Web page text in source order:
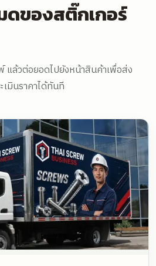
ดของสติ๊กเกอร์
แล้วต่อยอดไปยังหน้าสินค้าเพื่อส่ง
มินราคาได้ทันที